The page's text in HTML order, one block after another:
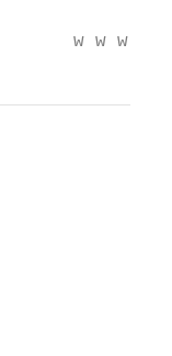
w w . n